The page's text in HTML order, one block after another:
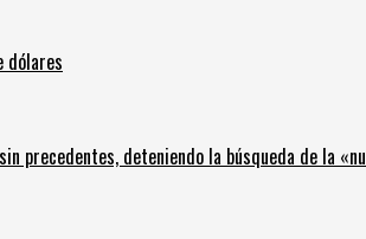
dólares
precedentes, deteniendo la búsqueda de la